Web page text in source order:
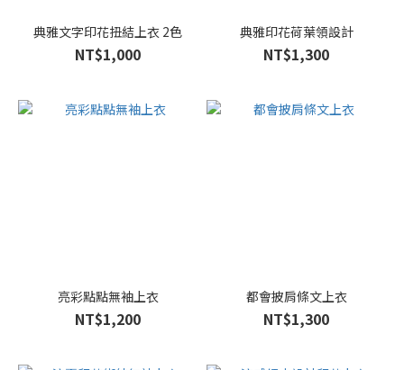
典雅文字印花扭結上衣 2色
NT$1,000
典雅印花荷葉領設計
NT$1,300
亮彩點點無袖上衣
NT$1,200
都會披肩條文上衣
NT$1,300